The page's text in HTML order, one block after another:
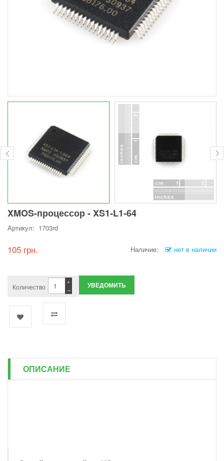
XMOS-процессор - XS1-L1-64
Артикул: 1703rd
105 грн. Наличие: нет в наличии
Количество −
+ УВЕДОМИТЬ
ОПИСАНИЕ